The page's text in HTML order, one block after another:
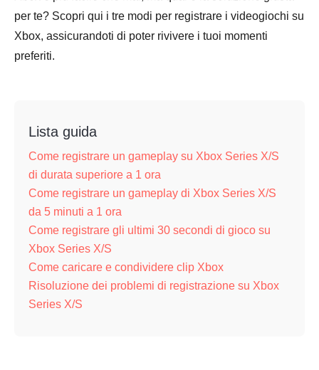
per te? Scopri qui i tre modi per registrare i videogiochi su
Xbox, assicurandoti di poter rivivere i tuoi momenti
preferiti.
Lista guida
Come registrare un gameplay su Xbox Series X/S
di durata superiore a 1 ora
Come registrare un gameplay di Xbox Series X/S
da 5 minuti a 1 ora
Come registrare gli ultimi 30 secondi di gioco su
Xbox Series X/S
Come caricare e condividere clip Xbox
Risoluzione dei problemi di registrazione su Xbox
Series X/S